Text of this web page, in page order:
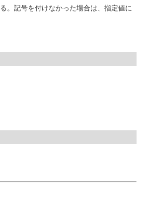
。記号を付けなかった場合は、指定値に